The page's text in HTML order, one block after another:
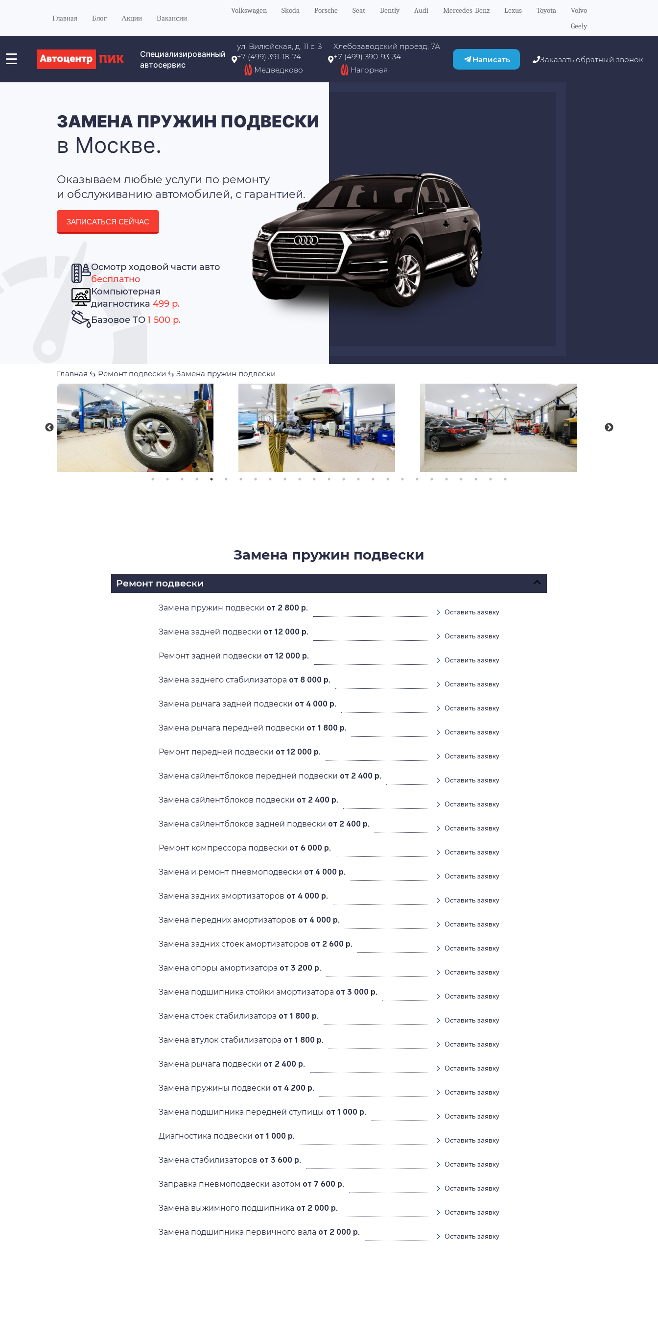
Главная Блог Акции Вакансии
Volkswagen Skoda Porsche Seat Bently Audi Mercedes-Benz Lexus Toyota
Volvo
Geely
☰
Специализированный
автосервис
ул. Вилюйская, д. 11 с. 3
+7 (499) 391-18-74
Медведково
Хлебозаводский проезд, 7А
+7 (499) 390-93-34
Нагорная
Написать Заказать обратный звонок
ЗАМЕНА ПРУЖИН ПОДВЕСКИ
в Москве.
Оказываем любые услуги по ремонту
и обслуживанию автомобилей, с гарантией.
ЗАПИСАТЬСЯ СЕЙЧАС
Осмотр ходовой части авто
бесплатно
Компьютерная
диагностика 499 р.
Базовое ТО 1 500 р.
Главная ⇆ Ремонт подвески ⇆ Замена пружин подвески
Замена пружин подвески
Ремонт подвески
Замена пружин подвески от 2 800 р. Оставить заявку
Замена задней подвески от 12 000 р. Оставить заявку
Ремонт задней подвески от 12 000 р. Оставить заявку
Замена заднего стабилизатора от 8 000 р. Оставить заявку
Замена рычага задней подвески от 4 000 р. Оставить заявку
Замена рычага передней подвески от 1 800 р. Оставить заявку
Ремонт передней подвески от 12 000 р. Оставить заявку
Замена сайлентблоков передней подвески от 2 400 р. Оставить заявку
Замена сайлентблоков подвески от 2 400 р. Оставить заявку
Замена сайлентблоков задней подвески от 2 400 р. Оставить заявку
Ремонт компрессора подвески от 6 000 р. Оставить заявку
Замена и ремонт пневмоподвески от 4 000 р. Оставить заявку
Замена задних амортизаторов от 4 000 р. Оставить заявку
Замена передних амортизаторов от 4 000 р. Оставить заявку
Замена задних стоек амортизаторов от 2 600 р. Оставить заявку
Замена опоры амортизатора от 3 200 р. Оставить заявку
Замена подшипника стойки амортизатора от 3 000 р. Оставить заявку
Замена стоек стабилизатора от 1 800 р. Оставить заявку
Замена втулок стабилизатора от 1 800 р. Оставить заявку
Замена рычага подвески от 2 400 р. Оставить заявку
Замена пружины подвески от 4 200 р. Оставить заявку
Замена подшипника передней ступицы от 1 000 р. Оставить заявку
Диагностика подвески от 1 000 р. Оставить заявку
Замена стабилизаторов от 3 600 р. Оставить заявку
Заправка пневмоподвески азотом от 7 600 р. Оставить заявку
Замена выжимного подшипника от 2 000 р. Оставить заявку
Замена подшипника первичного вала от 2 000 р. Оставить заявку